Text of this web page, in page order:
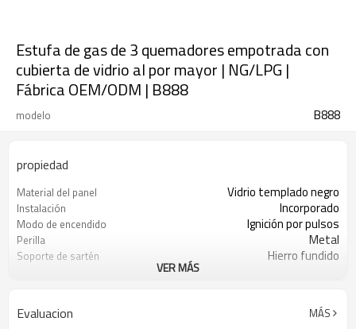
Estufa de gas de 3 quemadores empotrada con
cubierta de vidrio al por mayor | NG/LPG |
Fábrica OEM/ODM | B888
modelo B888
propiedad
Material del panel Vidrio templado negro
Instalación Incorporado
Modo de encendido Ignición por pulsos
Perilla Metal
Soporte de sartén Hierro fundido
Dispositivo de protección de
GN/GLP
Aceptación
Fabricante de equipos originales
VER MÁS
Evaluacion MÁS